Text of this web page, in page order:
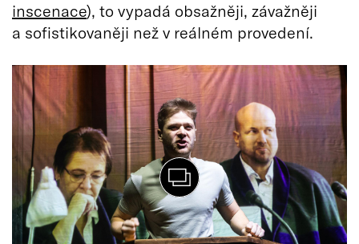
inscenace), to vypadá obsažněji, závažněji
a sofistikovaněji než v reálném provedení.